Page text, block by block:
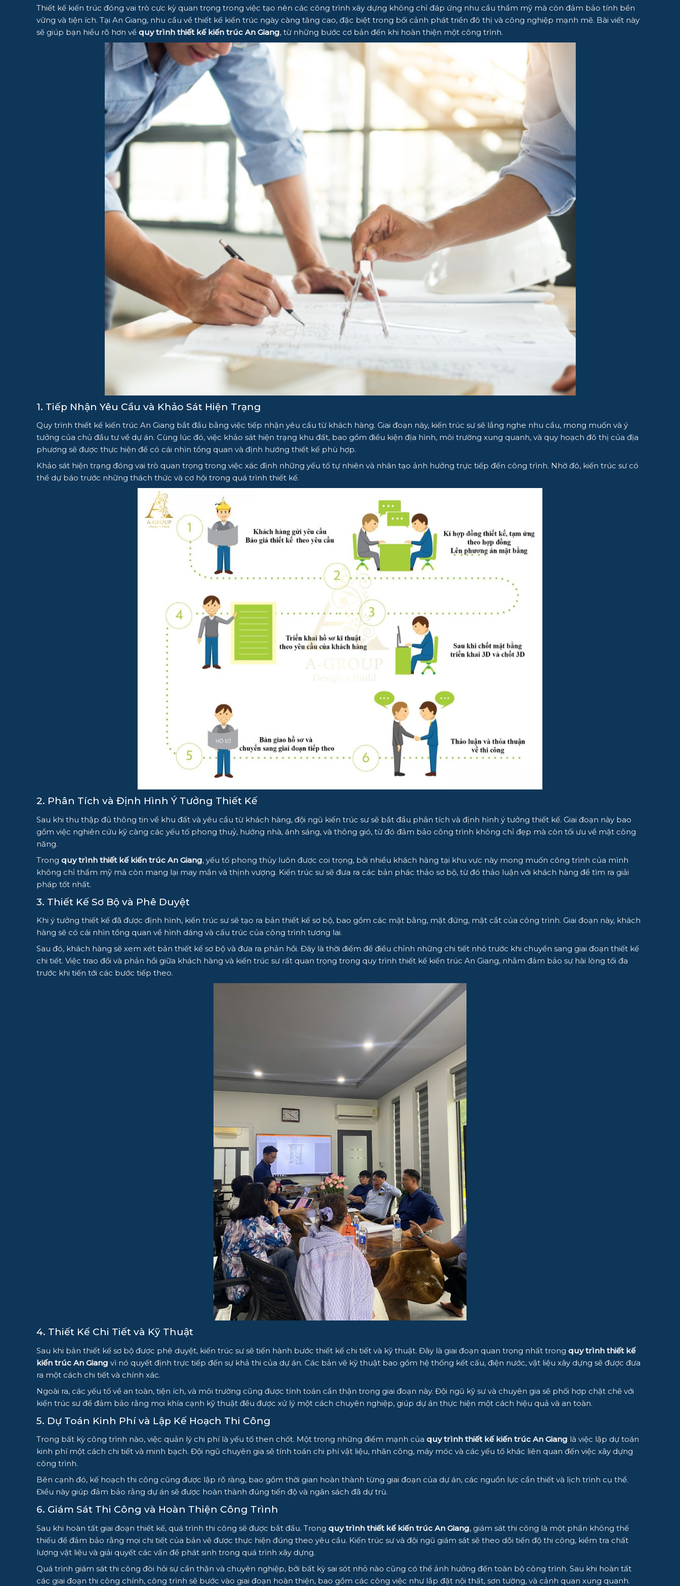
Thiết kế kiến trúc đóng vai trò cực kỳ quan trọng trong việc tạo nên các công trình xây dựng không chỉ đáp ứng nhu cầu thẩm mỹ mà còn đảm bảo tính bền
vững và tiện ích. Tại An Giang, nhu cầu về thiết kế kiến trúc ngày càng tăng cao, đặc biệt trong bối cảnh phát triển đô thị và công nghiệp mạnh mẽ. Bài viết này
sẽ giúp bạn hiểu rõ hơn về quy trình thiết kế kiến trúc An Giang, từ những bước cơ bản đến khi hoàn thiện một công trình.
1. Tiếp Nhận Yêu Cầu và Khảo Sát Hiện Trạng
Quy trình thiết kế kiến trúc An Giang bắt đầu bằng việc tiếp nhận yêu cầu từ khách hàng. Giai đoạn này, kiến trúc sư sẽ lắng nghe nhu cầu, mong muốn và ý
tưởng của chủ đầu tư về dự án. Cùng lúc đó, việc khảo sát hiện trạng khu đất, bao gồm điều kiện địa hình, môi trường xung quanh, và quy hoạch đô thị của địa
phương sẽ được thực hiện để có cái nhìn tổng quan và định hướng thiết kế phù hợp.
Khảo sát hiện trạng đóng vai trò quan trọng trong việc xác định những yếu tố tự nhiên và nhân tạo ảnh hưởng trực tiếp đến công trình. Nhờ đó, kiến trúc sư có
thể dự báo trước những thách thức và cơ hội trong quá trình thiết kế.
2. Phân Tích và Định Hình Ý Tưởng Thiết Kế
Sau khi thu thập đủ thông tin về khu đất và yêu cầu từ khách hàng, đội ngũ kiến trúc sư sẽ bắt đầu phân tích và định hình ý tưởng thiết kế. Giai đoạn này bao
gồm việc nghiên cứu kỹ càng các yếu tố phong thuỷ, hướng nhà, ánh sáng, và thông gió, từ đó đảm bảo công trình không chỉ đẹp mà còn tối ưu về mặt công
năng.
Trong quy trình thiết kế kiến trúc An Giang, yếu tố phong thủy luôn được coi trọng, bởi nhiều khách hàng tại khu vực này mong muốn công trình của mình
không chỉ thẩm mỹ mà còn mang lại may mắn và thịnh vượng. Kiến trúc sư sẽ đưa ra các bản phác thảo sơ bộ, từ đó thảo luận với khách hàng để tìm ra giải
pháp tốt nhất.
3. Thiết Kế Sơ Bộ và Phê Duyệt
Khi ý tưởng thiết kế đã được định hình, kiến trúc sư sẽ tạo ra bản thiết kế sơ bộ, bao gồm các mặt bằng, mặt đứng, mặt cắt của công trình. Giai đoạn này, khách
hàng sẽ có cái nhìn tổng quan về hình dáng và cấu trúc của công trình tương lai.
Sau đó, khách hàng sẽ xem xét bản thiết kế sơ bộ và đưa ra phản hồi. Đây là thời điểm để điều chỉnh những chi tiết nhỏ trước khi chuyển sang giai đoạn thiết kế
chi tiết. Việc trao đổi và phản hồi giữa khách hàng và kiến trúc sư rất quan trọng trong quy trình thiết kế kiến trúc An Giang, nhằm đảm bảo sự hài lòng tối đa
trước khi tiến tới các bước tiếp theo.
4. Thiết Kế Chi Tiết và Kỹ Thuật
Sau khi bản thiết kế sơ bộ được phê duyệt, kiến trúc sư sẽ tiến hành bước thiết kế chi tiết và kỹ thuật. Đây là giai đoạn quan trọng nhất trong quy trình thiết kế
kiến trúc An Giang vì nó quyết định trực tiếp đến sự khả thi của dự án. Các bản vẽ kỹ thuật bao gồm hệ thống kết cấu, điện nước, vật liệu xây dựng sẽ được đưa
ra một cách chi tiết và chính xác.
Ngoài ra, các yếu tố về an toàn, tiện ích, và môi trường cũng được tính toán cẩn thận trong giai đoạn này. Đội ngũ kỹ sư và chuyên gia sẽ phối hợp chặt chẽ với
kiến trúc sư để đảm bảo rằng mọi khía cạnh kỹ thuật đều được xử lý một cách chuyên nghiệp, giúp dự án thực hiện một cách hiệu quả và an toàn.
5. Dự Toán Kinh Phí và Lập Kế Hoạch Thi Công
Trong bất kỳ công trình nào, việc quản lý chi phí là yếu tố then chốt. Một trong những điểm mạnh của quy trình thiết kế kiến trúc An Giang là việc lập dự toán
kinh phí một cách chi tiết và minh bạch. Đội ngũ chuyên gia sẽ tính toán chi phí vật liệu, nhân công, máy móc và các yếu tố khác liên quan đến việc xây dựng
công trình.
Bên cạnh đó, kế hoạch thi công cũng được lập rõ ràng, bao gồm thời gian hoàn thành từng giai đoạn của dự án, các nguồn lực cần thiết và lịch trình cụ thể.
Điều này giúp đảm bảo rằng dự án sẽ được hoàn thành đúng tiến độ và ngân sách đã dự trù.
6. Giám Sát Thi Công và Hoàn Thiện Công Trình
Sau khi hoàn tất giai đoạn thiết kế, quá trình thi công sẽ được bắt đầu. Trong quy trình thiết kế kiến trúc An Giang, giám sát thi công là một phần không thể
thiếu để đảm bảo rằng mọi chi tiết của bản vẽ được thực hiện đúng theo yêu cầu. Kiến trúc sư và đội ngũ giám sát sẽ theo dõi tiến độ thi công, kiểm tra chất
lượng vật liệu và giải quyết các vấn đề phát sinh trong quá trình xây dựng.
Quá trình giám sát thi công đòi hỏi sự cẩn thận và chuyên nghiệp, bởi bất kỳ sai sót nhỏ nào cũng có thể ảnh hưởng đến toàn bộ công trình. Sau khi hoàn tất
các giai đoạn thi công chính, công trình sẽ bước vào giai đoạn hoàn thiện, bao gồm các công việc như lắp đặt nội thất, sơn tường, và cảnh quan xung quanh.